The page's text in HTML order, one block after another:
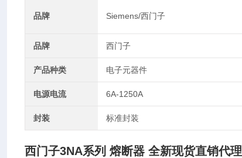
品牌 Siemens/西门子
品牌 西门子
产品种类 电子元器件
电源电流 6A-1250A
封装 标准封装
西门子3NA系列 熔断器 全新现货直销代理